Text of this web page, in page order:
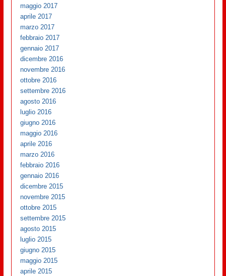
maggio 2017
aprile 2017
marzo 2017
febbraio 2017
gennaio 2017
dicembre 2016
novembre 2016
ottobre 2016
settembre 2016
agosto 2016
luglio 2016
giugno 2016
maggio 2016
aprile 2016
marzo 2016
febbraio 2016
gennaio 2016
dicembre 2015
novembre 2015
ottobre 2015
settembre 2015
agosto 2015
luglio 2015
giugno 2015
maggio 2015
aprile 2015